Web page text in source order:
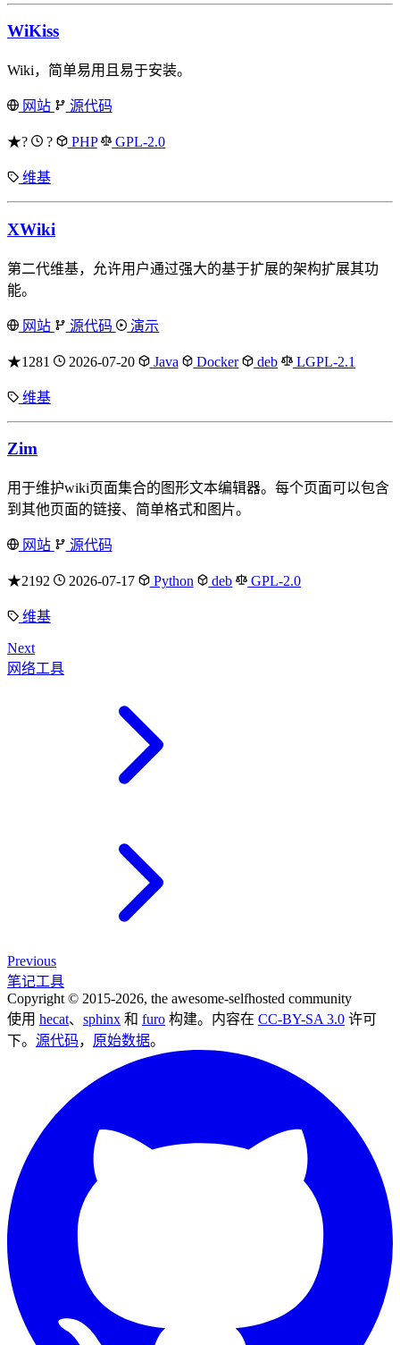
WiKiss
Wiki，简单易用且易于安装。
网站 源代码
★? ? PHP GPL-2.0
维基
XWiki
第二代维基，允许用户通过强大的基于扩展的架构扩展其功
能。
网站 源代码 演示
★1281 2026-07-20 Java Docker deb LGPL-2.1
维基
Zim
用于维护wiki页面集合的图形文本编辑器。每个页面可以包含
到其他页面的链接、简单格式和图片。
网站 源代码
★2192 2026-07-17 Python deb GPL-2.0
维基
Next
网络工具
Previous
笔记工具
Copyright © 2015-2026, the awesome-selfhosted community
使用 hecat、 sphinx 和 furo 构建。内容在 CC-BY-SA 3.0 许可
下。 源代码， 原始数据。